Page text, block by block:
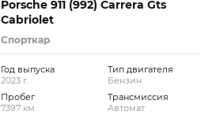
Porsche 911 (992) Carrera Gts
Cabriolet
Спорткар
Год выпуска
2023 г.
Пробег
7397 км.
Тип двигателя
Бензин
Трансмиссия
Автомат